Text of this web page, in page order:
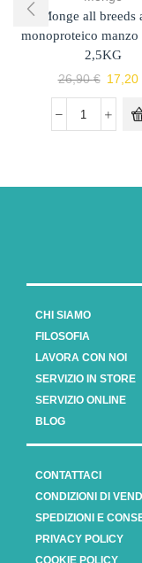
Monge all breeds
monoproteico manzo
2,5KG
26,90€ 17,20
CHI SIAMO
FILOSOFIA
LAVORA CON NOI
SERVIZIO IN STORE
SERVIZIO ONLINE
BLOG
CONTATTACI
CONDIZIONI DI
SPEDIZIONI E
PRIVACY POLICY
COOKIE POLICY